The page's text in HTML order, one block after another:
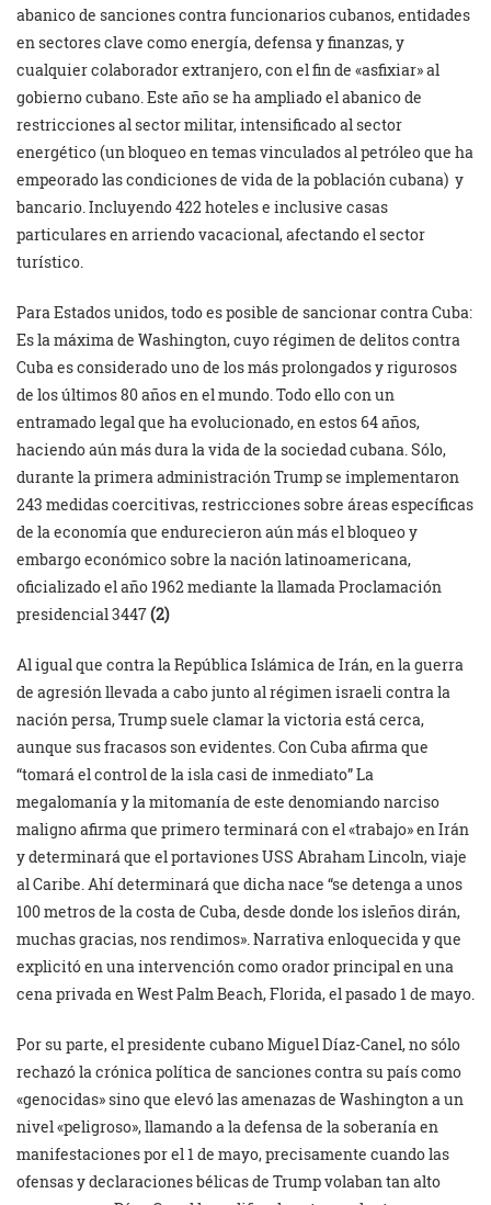
abanico de sanciones contra funcionarios cubanos, entidades
en sectores clave como energía, defensa y finanzas, y
cualquier colaborador extranjero, con el fin de «asfixiar» al
gobierno cubano. Este año se ha ampliado el abanico de
restricciones al sector militar, intensificado al sector
energético (un bloqueo en temas vinculados al petróleo que ha
empeorado las condiciones de vida de la población cubana) y
bancario. Incluyendo 422 hoteles e inclusive casas
particulares en arriendo vacacional, afectando el sector
turístico.
Para Estados unidos, todo es posible de sancionar contra Cuba:
Es la máxima de Washington, cuyo régimen de delitos contra
Cuba es considerado uno de los más prolongados y rigurosos
de los últimos 80 años en el mundo. Todo ello con un
entramado legal que ha evolucionado, en estos 64 años,
haciendo aún más dura la vida de la sociedad cubana. Sólo,
durante la primera administración Trump se implementaron
243 medidas coercitivas, restricciones sobre áreas específicas
de la economía que endurecieron aún más el bloqueo y
embargo económico sobre la nación latinoamericana,
oficializado el año 1962 mediante la llamada Proclamación
presidencial 3447(2)
Al igual que contra la República Islámica de Irán, en la guerra
de agresión llevada a cabo junto al régimen israeli contra la
nación persa, Trump suele clamar la victoria está cerca,
aunque sus fracasos son evidentes. Con Cuba afirma que
“tomará el control de la isla casi de inmediato” La
megalomanía y la mitomanía de este denomiando narciso
maligno afirma que primero terminará con el «trabajo» en Irán
y determinará que el portaviones USS Abraham Lincoln, viaje
al Caribe. Ahí determinará que dicha nace “se detenga a unos
100 metros de la costa de Cuba, desde donde los isleños dirán,
muchas gracias, nos rendimos». Narrativa enloquecida y que
explicitó en una intervención como orador principal en una
cena privada en West Palm Beach, Florida, el pasado 1 de mayo.
Por su parte, el presidente cubano Miguel Díaz-Canel, no sólo
rechazó la crónica política de sanciones contra su país como
«genocidas» sino que elevó las amenazas de Washington a un
nivel «peligroso», llamando a la defensa de la soberanía en
manifestaciones por el 1 de mayo, precisamente cuando las
ofensas y declaraciones bélicas de Trump volaban tan alto